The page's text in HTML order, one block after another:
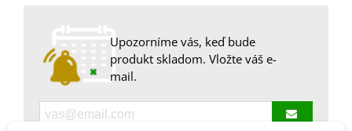
Upozorníme vás, keď bude
produkt skladom. Vložte váš e-
mail.